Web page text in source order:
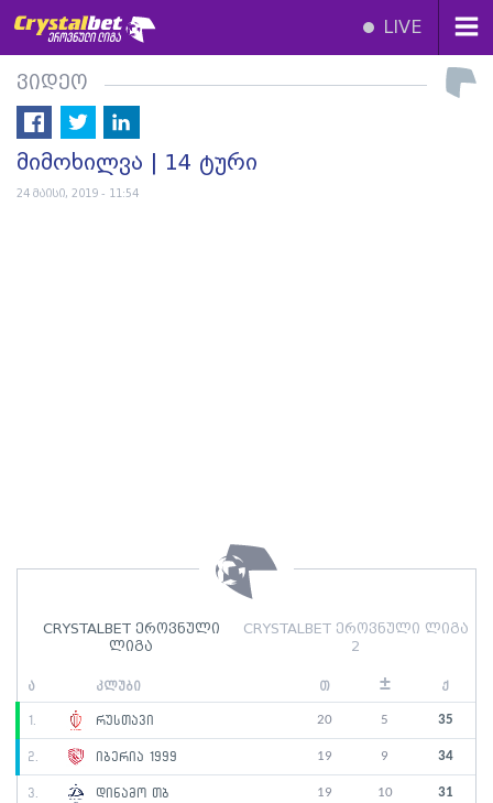
LIVE
CRYSTALBET ეროვნული
ლიგა
CRYSTALBET ეროვნული ლიგა
2
ა კლუბი თ ± ქ
1. რუსთავი 20 5 35
2. იბერია 1999 19 9 34
3. დინამო თბ 19 10 31
ვიდეო
მიმოხილვა | 14 ტური
24 მაისი, 2019 - 11:54